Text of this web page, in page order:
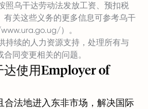
照乌干达劳动法发放工资、预扣税
有关这些义务的更多信息可参考乌干
）。
持续的人力资源支持，处理所有与
同变更相关的问题。
达使用Employer of
合法地进入东非市场，解决国际